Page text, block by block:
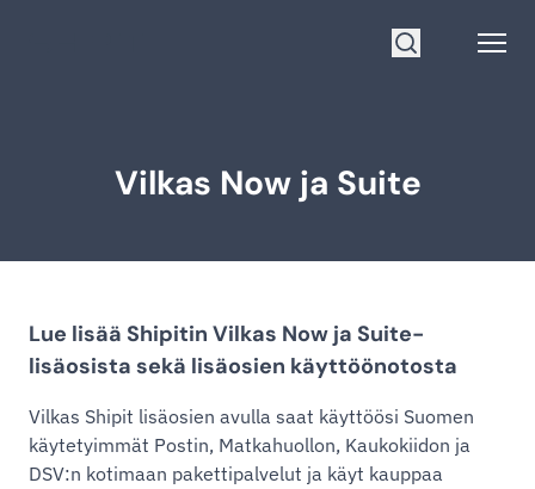
Vilkas Now ja Suite
Lue lisää Shipitin Vilkas Now ja Suite-
lisäosista sekä lisäosien käyttöönotosta
Vilkas Shipit lisäosien avulla saat käyttöösi Suomen
käytetyimmät Postin, Matkahuollon, Kaukokiidon ja
DSV:n kotimaan pakettipalvelut ja käyt kauppaa